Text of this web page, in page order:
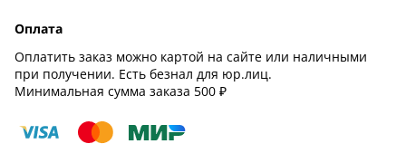
Оплата
Оплатить заказ можно картой на сайте или наличными
при получении. Есть безнал для юр.лиц.
Минимальная сумма заказа 500 ₽